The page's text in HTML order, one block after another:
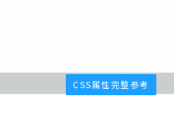
CSS属性完整参考